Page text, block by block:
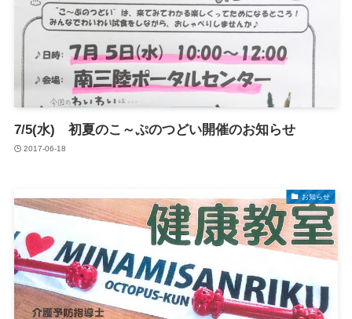
7/5(水) 初夏のこ～ぷのつどい開催のお知らせ
2017-06-18
お知らせ